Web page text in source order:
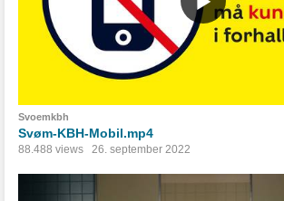
Svoemkbh
Svøm-KBH-Mobil.mp4
88.488 views 26. september 2022